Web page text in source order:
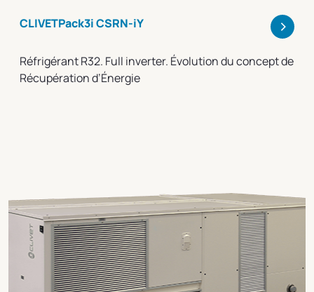
CLIVETPack3i CSRN-iY >
Réfrigérant R32. Full inverter. Évolution du concept de
Récupération d’Énergie